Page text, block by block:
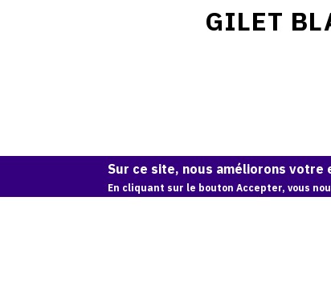
GILET
Sur ce site, nous améliorons
En cliquant sur le bouton Accepter, vous